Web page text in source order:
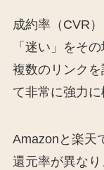
成約率（CVR
「迷い」をそ
複数のリンク
て非常に強力に
Amazonと楽天
還元率が異な